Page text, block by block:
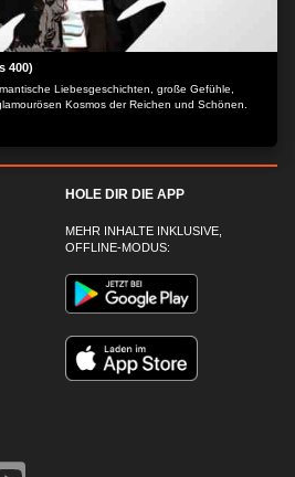
400)
Liebesgeschichten, große Gefühle,
Kosmos der Reichen und Schönen.
HOLE DIR DIE APP
MEHR INHALTE INKLUSIVE,
OFFLINE-MODUS: